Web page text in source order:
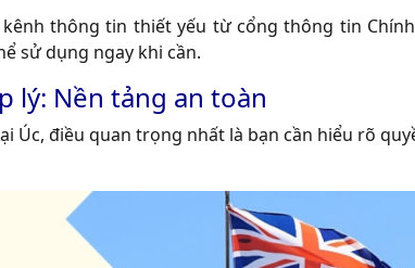
thông tin thiết yếu từ cổng thông tin
sử dụng ngay khi cần.
lý: Nền tảng an toàn
Úc, điều quan trọng nhất là bạn cần hiểu rõ